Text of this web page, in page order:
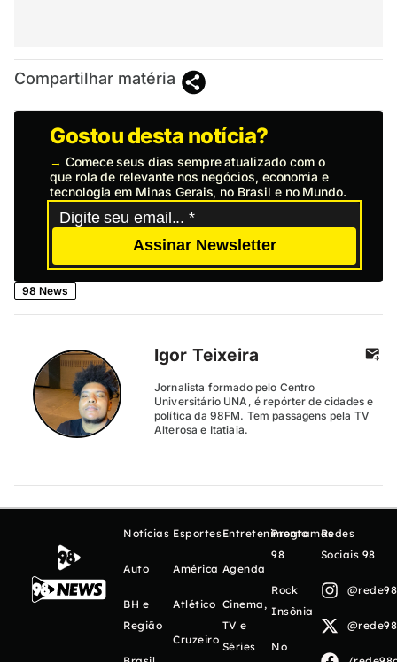
Compartilhar matéria
Gostou desta notícia?
→ Comece seus dias sempre atualizado com o
que rola de relevante nos negócios, economia e
tecnologia em Minas Gerais, no Brasil e no Mundo.
Assinar Newsletter
98 News
Igor Teixeira
Jornalista formado pelo Centro
Universitário UNA, é repórter de cidades e
política da 98FM. Tem passagens pela TV
Alterosa e Itatiaia.
Notícias
Auto
BH e
Região
Esportes
América
Atlético
Cruzeiro
Entretenimento
Agenda
Cinema,
TV e
Séries
Programas
98
Rock
Insônia
No
Redes
Sociais 98